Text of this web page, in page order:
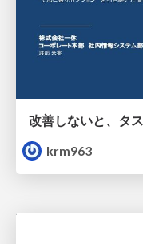
krm963